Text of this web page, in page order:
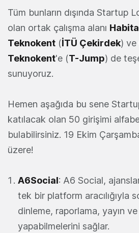
Tüm bunların dışında Startup
olan ortak çalışma alanı Habita
Teknokent (İTÜ Çekirdek) ve
Teknokent'e (T-Jump) de
sunuyoruz.
Hemen aşağıda bu sene
katılacak olan 50 girişimi
bulabilirsiniz. 19 Ekim
üzere!
A6Social: A6 Social,
tek bir platform aracılığıyla
dinleme, raporlama, yayın
yapabilmelerini sağlar.